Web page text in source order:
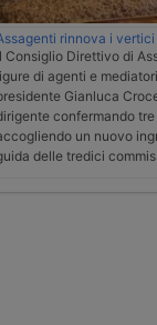
rinnova i
Consiglio Direttivo di
di agenti e
Gianluca
confermando tre
un nuovo
delle tredici